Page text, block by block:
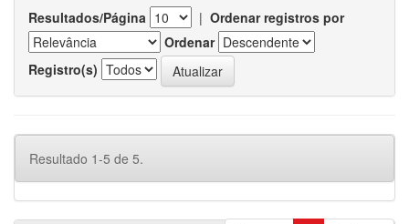
Resultados/Página | Ordenar registros por
Ordenar
Registro(s)
Resultado 1-5 de 5.